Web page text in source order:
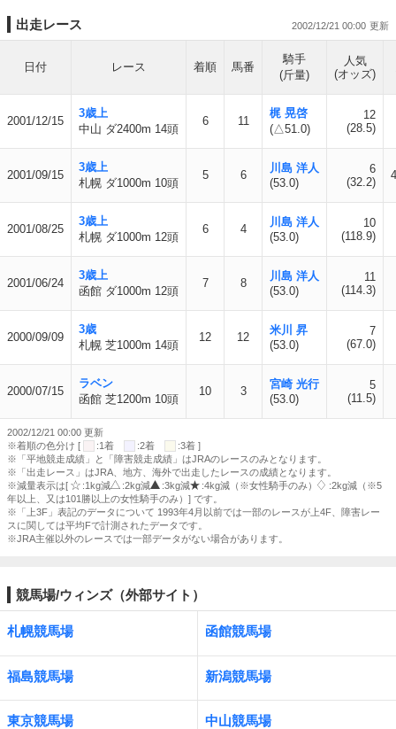
出走レース 2002/12/21 00:00
日付 レース 着順 馬番
騎手
(斤量)
人気
(オッズ)
2001/12/15
3歳上
中山 ダ2400m 14頭
6 11
梶 晃啓
(△51.0)
12
(28.5)
2001/09/15
3歳上
札幌 ダ1000m 10頭
5 6
川島 洋人
(53.0)
6
(32.2)
2001/08/25
3歳上
札幌 ダ1000m 12頭
6 4
川島 洋人
(53.0)
10
(118.9)
2001/06/24
3歳上
函館 ダ1000m 12頭
7 8
川島 洋人
(53.0)
11
(114.3)
2000/09/09
3歳
札幌 芝1000m 14頭
12 12
米川 昇
(53.0)
7
(67.0)
2000/07/15
ラベン
函館 芝1200m 10頭
10 3
宮崎 光行
(53.0)
5
(11.5)
2002/12/21 00:00 更新
※着順の色分け [
:1着 :2着
:3着 ]
※「平地競走成績」と「障害競走成績」はJRAのレースのみとなります。
※「出走レース」はJRA、地方、海外で出走したレースの成績となります。
※減量表示は[
:1kg減 :2kg減 :3kg減 :4kg減（※女性騎手のみ）
:2kg減（※5
年以上、又は101勝以上の女性騎手のみ）] です。
※「上3F」表記のデータについて 1993年4月以前では一部のレースが上4F、障害レー
スに関しては平均Fで計測されたデータです。
※JRA主催以外のレースでは一部データがない場合があります。
競馬場/ウィンズ（外部サイト）
札幌競馬場 函館競馬場
福島競馬場 新潟競馬場
東京競馬場 中山競馬場